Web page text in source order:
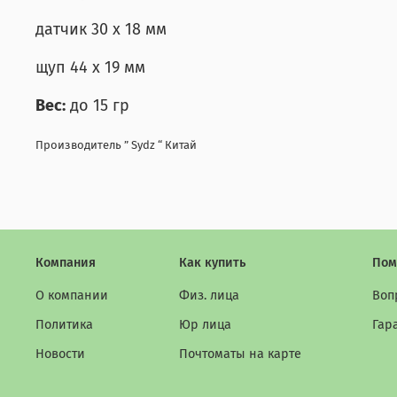
датчик 30 х 18 мм
щуп 44 х 19 мм
Вес: до 15 гр
Производитель ” Sydz “ Китай
Компания
О компании
Политика
Новости
Как купить
Физ. лица
Юр лица
Почтоматы на карте